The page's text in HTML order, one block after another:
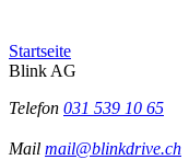
Startseite
Blink AG
Telefon 031 539 10 65
Mail mail@blinkdrive.ch